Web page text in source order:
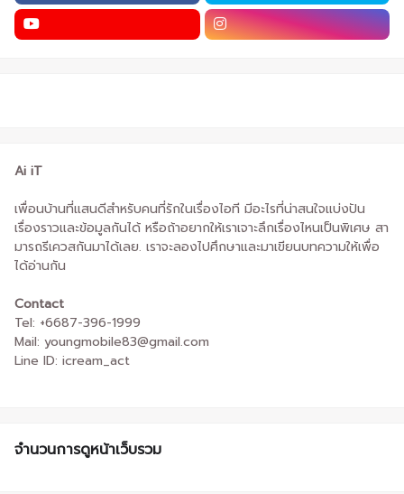
Ai iT
เพื่อนบ้านที่แสนดีสำหรับคนที่รักในเรื่องไอที มีอะไรที่น่าสนใจแบ่งปัน
เรื่องราวและข้อมูลกันได้ หรือถ้าอยากให้เราเจาะลึกเรื่องไหนเป็นพิเศษ สา
มารถรีเควสกันมาได้เลย. เราจะลองไปศึกษาและมาเขียนบทความให้เพื่อ
ได้อ่านกัน
Contact
Tel: +6687-396-1999
Mail: youngmobile83@gmail.com
Line ID: icream_act
จำนวนการดูหน้าเว็บรวม